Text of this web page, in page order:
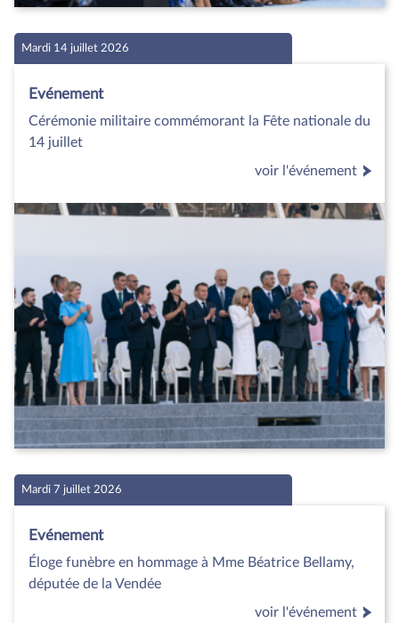
Mardi 14 juillet 2026
Evénement
Cérémonie militaire commémorant la Fête nationale du
14 juillet
voir l'événement
Mardi 7 juillet 2026
Evénement
Éloge funèbre en hommage à Mme Béatrice Bellamy,
députée de la Vendée
voir l'événement